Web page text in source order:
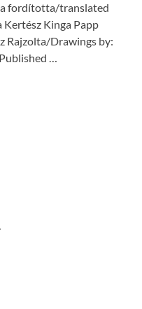
fordította/translated
Kertész Kinga Papp
Rajzolta/Drawings by:
…